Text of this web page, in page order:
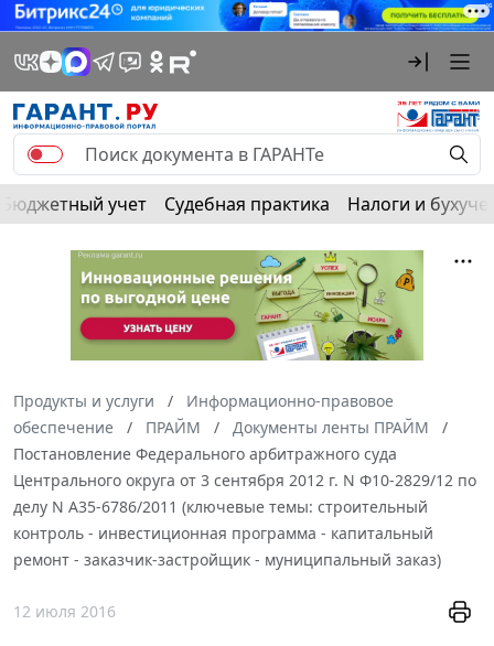
Бюджетный учет Судебная практика Налоги и
Продукты и услуги
Информационно-правовое
обеспечение
ПРАЙМ
Документы ленты ПРАЙМ
Постановление Федерального арбитражного суда
Центрального округа от 3 сентября 2012 г. N Ф10-2829/12 по
делу N А35-6786/2011 (ключевые темы: строительный
контроль - инвестиционная программа - капитальный
ремонт - заказчик-застройщик - муниципальный заказ)
12 июля 2016